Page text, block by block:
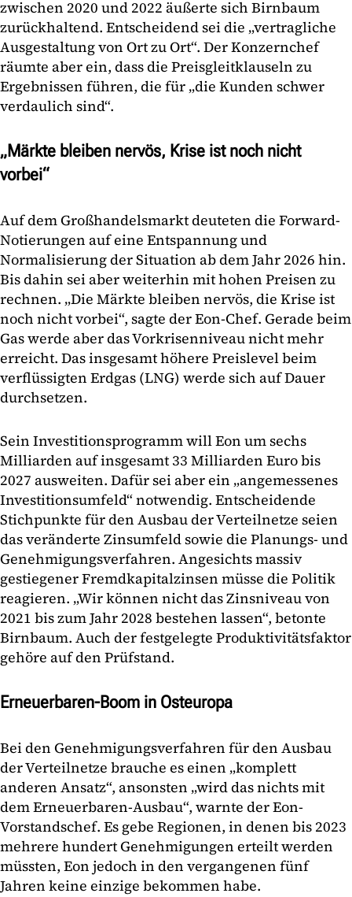
zwischen 2020 und 2022 äußerte sich Birnbaum
zurückhaltend. Entscheidend sei die „vertragliche
Ausgestaltung von Ort zu Ort“. Der Konzernchef
räumte aber ein, dass die Preisgleitklauseln zu
Ergebnissen führen, die für „die Kunden schwer
verdaulich sind“.
„Märkte bleiben nervös, Krise ist noch nicht
vorbei“
Auf dem Großhandelsmarkt deuteten die Forward-
Notierungen auf eine Entspannung und
Normalisierung der Situation ab dem Jahr 2026 hin.
Bis dahin sei aber weiterhin mit hohen Preisen zu
rechnen. „Die Märkte bleiben nervös, die Krise ist
noch nicht vorbei“, sagte der Eon-Chef. Gerade beim
Gas werde aber das Vorkrisenniveau nicht mehr
erreicht. Das insgesamt höhere Preislevel beim
verflüssigten Erdgas (LNG) werde sich auf Dauer
durchsetzen.
Sein Investitionsprogramm will Eon um sechs
Milliarden auf insgesamt 33 Milliarden Euro bis
2027 ausweiten. Dafür sei aber ein „angemessenes
Investitionsumfeld“ notwendig. Entscheidende
Stichpunkte für den Ausbau der Verteilnetze seien
das veränderte Zinsumfeld sowie die Planungs- und
Genehmigungsverfahren. Angesichts massiv
gestiegener Fremdkapitalzinsen müsse die Politik
reagieren. „Wir können nicht das Zinsniveau von
2021 bis zum Jahr 2028 bestehen lassen“, betonte
Birnbaum. Auch der festgelegte Produktivitätsfaktor
gehöre auf den Prüfstand.
Erneuerbaren-Boom in Osteuropa
Bei den Genehmigungsverfahren für den Ausbau
der Verteilnetze brauche es einen „komplett
anderen Ansatz“, ansonsten „wird das nichts mit
dem Erneuerbaren-Ausbau“, warnte der Eon-
Vorstandschef. Es gebe Regionen, in denen bis 2023
mehrere hundert Genehmigungen erteilt werden
müssten, Eon jedoch in den vergangenen fünf
Jahren keine einzige bekommen habe.